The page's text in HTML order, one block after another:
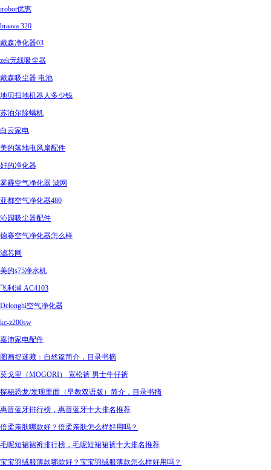
irobot优惠
braava 320
戴森净化器03
zek无线吸尘器
戴森吸尘器 电池
地贝扫地机器人多少钱
苏泊尔除螨机
白云家电
美的落地电风扇配件
好的净化器
雾霾空气净化器 滤网
亚都空气净化器480
沁园吸尘器配件
德赛空气净化器怎么样
滤芯网
美的s75净水机
飞利浦 AC4103
Delonghi空气净化器
kc-z200sw
嘉沛家电配件
图画捉迷藏：自然篇简介，目录书摘
莫戈里（MOGORI） 宽松裤 男士牛仔裤
探秘恐龙/发现里面（早教双语版）简介，目录书摘
惠普蓝牙排行榜，惠普蓝牙十大排名推荐
倍柔亲肤哪款好？倍柔亲肤怎么样好用吗？
毛呢短裙裙裤排行榜，毛呢短裙裙裤十大排名推荐
宝宝羽绒服薄款哪款好？宝宝羽绒服薄款怎么样好用吗？